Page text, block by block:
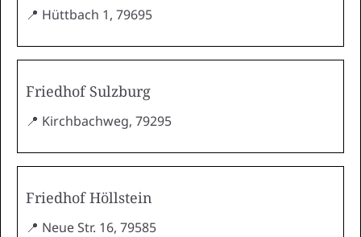
📍 Hüttbach 1, 79695
Friedhof Sulzburg
📍 Kirchbachweg, 79295
Friedhof Höllstein
📍 Neue Str. 16, 79585